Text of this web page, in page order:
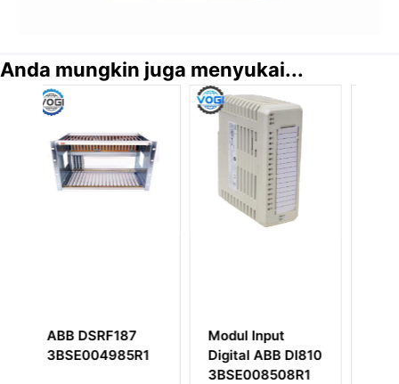
Anda mungkin juga menyukai...
Modul Input
Digital ABB DI810
ABB TC520
3BSE001449R1
Kolektor Status